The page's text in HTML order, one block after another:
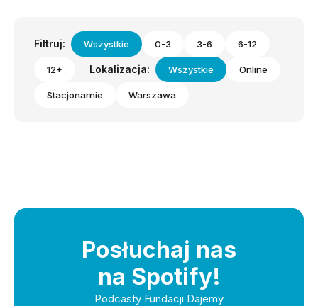
Filtruj: Wszystkie 0-3 3-6 6-12
12+ Lokalizacja: Wszystkie Online
Stacjonarnie Warszawa
Posłuchaj nas
na Spotify!
Podcasty Fundacji Dajemy